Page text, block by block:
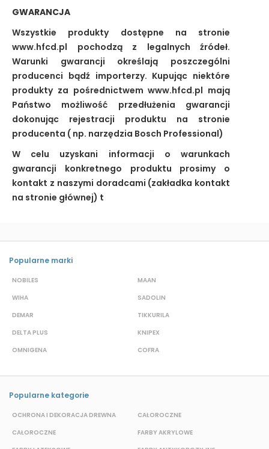
GWARANCJA
Wszystkie produkty dostępne na stronie
www.hfcd.pl pochodzą z legalnych źródeł.
Warunki gwarancji określają poszczególni
producenci bądź importerzy. Kupując niektóre
produkty za pośrednictwem www.hfcd.pl mają
Państwo możliwość przedłużenia gwarancji
dokonując rejestracji produktu na stronie
producenta ( np. narzędzia Bosch Professional)
W celu uzyskani informacji o warunkach
gwarancji konkretnego produktu prosimy o
kontakt z naszymi doradcami (zakładka kontakt
na stronie głównej) t
Popularne marki
NOBILES
WIHA
DEMAR
DELTA PLUS
OMNIGENA
MAAN
SADOLIN
TIKKURILA
KNIPEX
COFRA
Popularne kategorie
OCHRONA I DEKORACJA DREWNA
CAŁOROCZNE
CAŁOROCZNE
FARBY AKRYLOWE